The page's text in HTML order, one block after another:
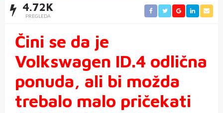
4.72K
PREGLEDA
Čini se da je
Volkswagen ID.4 odlična
ponuda, ali bi možda
trebalo malo pričekati